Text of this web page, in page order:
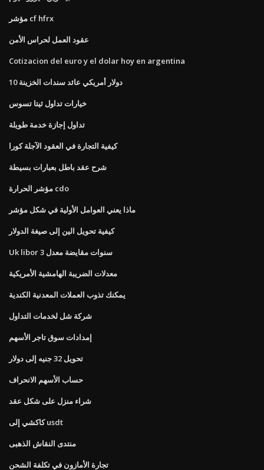
مؤشر cf hfrx
عقود العمل لحراس الأمن
Cotizacion del euro y el dolar hoy en argentina
10 دولار أمريكي عائد سندات الخزينة
خيارات تداول ثيتا تسوس
تداول إجازة خدمة طويلة
كيفية التجارة في العقود الآجلة كورا
شرح عقد باطل بعبارات بسيطة
مؤشر الحرارة cdo
ماذا يعني العوامل الأولية في شكل مؤشر
كيفية تحويل الين إلى صيغة الدولار
Uk libor 3 سنوات مقايضة معدل
معدلات الضريبة الهامشية الأمريكية
يمكنك تذوب العملات المعدنية الكندية
شركة شل لخدمات التداول
إمدادات سوق تاجر الأسهم
تحويل 32 جنيه إلى دولار
حساب الأسهم الانحراف
شراء منزل على شكل عقد
كاكشي إلى usdt
منتدى النقاش الذهبى
تجارة الأمازون في تكلفة الشحن